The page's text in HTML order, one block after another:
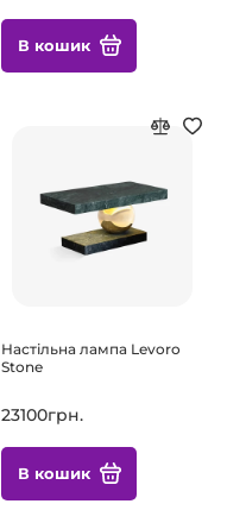
В кошик
Настільна лампа Levoro
Stone
23100грн.
В кошик